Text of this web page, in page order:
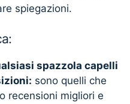
spiegazioni.
spazzola capelli
sono quelli che
recensioni migliori e